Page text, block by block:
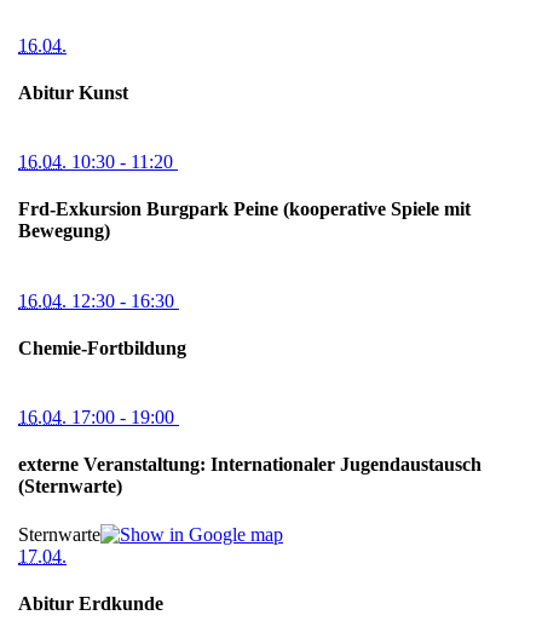
16.04.
Abitur Kunst
16.04. 10:30 - 11:20
Frd-Exkursion Burgpark Peine (kooperative Spiele mit
Bewegung)
16.04. 12:30 - 16:30
Chemie-Fortbildung
16.04. 17:00 - 19:00
externe Veranstaltung: Internationaler Jugendaustausch
(Sternwarte)
Sternwarte
17.04.
Abitur Erdkunde